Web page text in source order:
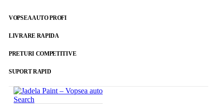
VOPSEA AUTO PROFI
LIVRARE RAPIDA
PRETURI COMPETITIVE
SUPORT RAPID
Search